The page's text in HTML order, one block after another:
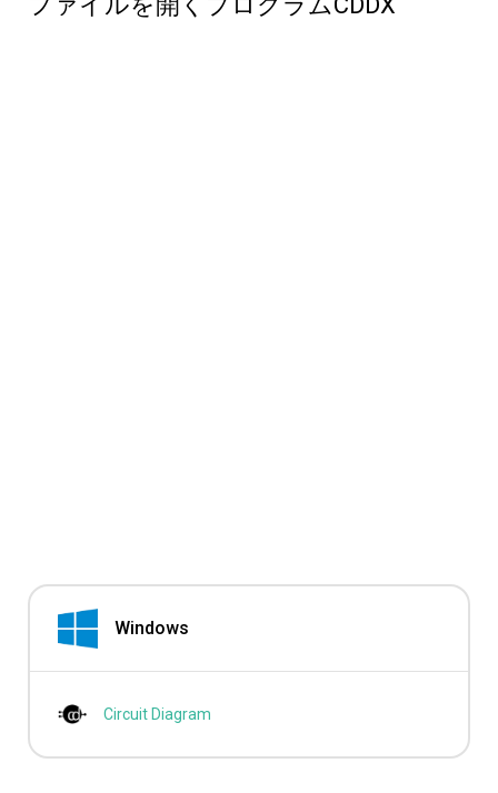
Windows
Circuit Diagram